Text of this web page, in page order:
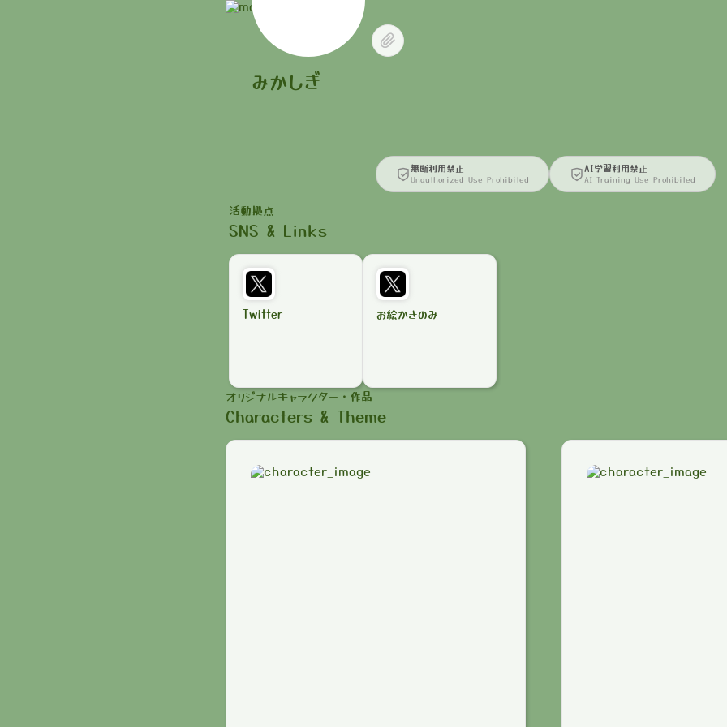
みかしぎ
無断利用禁止
Unauthorized Use Prohibited
AI学習利用禁止
AI Training Use Prohibited
活動拠点
SNS & Links
Twitter お絵かきのみ
オリジナルキャラクター・作品
Characters & Theme